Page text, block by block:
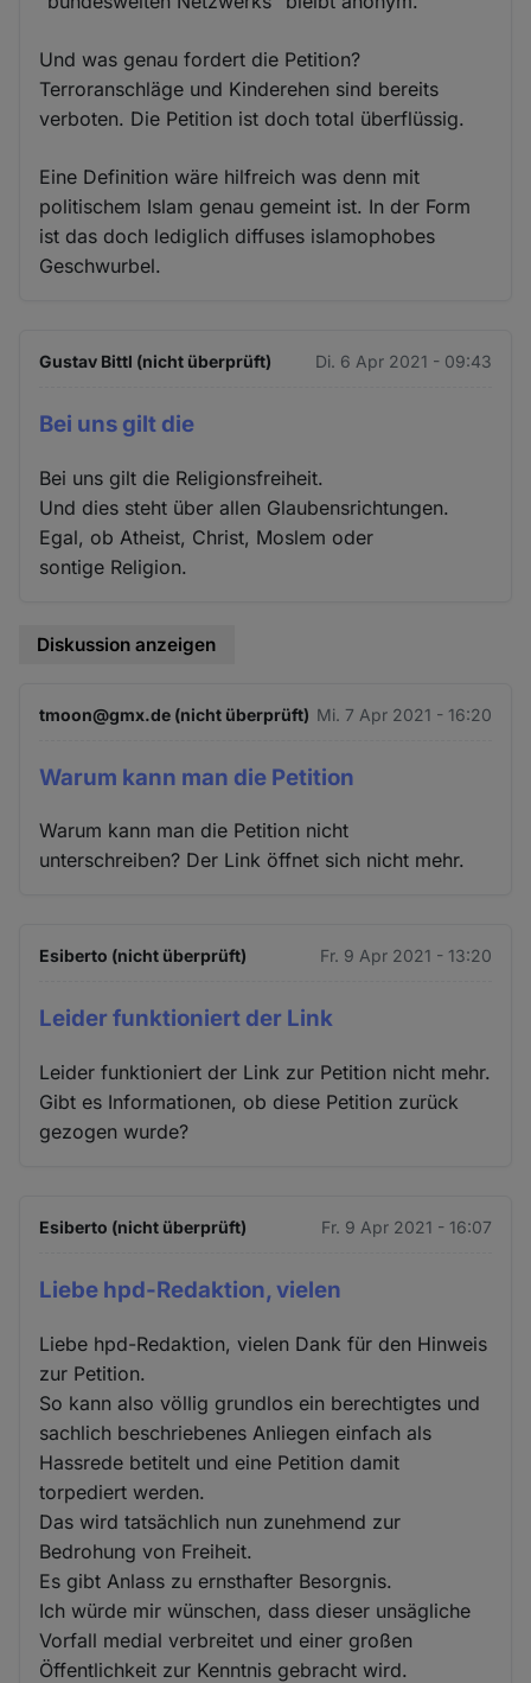
Und was genau fordert die Petition?
Terroranschläge und Kinderehen sind bereits
verboten. Die Petition ist doch total überflüssig.
Eine Definition wäre hilfreich was denn mit
politischem Islam genau gemeint ist. In der Form
ist das doch lediglich diffuses islamophobes
Geschwurbel.
Gustav Bittl (nicht überprüft) Di. 6 Apr 2021 - 09:43
Bei uns gilt die
Bei uns gilt die Religionsfreiheit.
Und dies steht über allen Glaubensrichtungen.
Egal, ob Atheist, Christ, Moslem oder
sontige Religion.
Diskussion anzeigen
tmoon@gmx.de (nicht überprüft) Mi. 7 Apr 2021 - 16:20
Warum kann man die Petition
Warum kann man die Petition nicht
unterschreiben? Der Link öffnet sich nicht mehr.
Esiberto (nicht überprüft) Fr. 9 Apr 2021 - 13:20
Leider funktioniert der Link
Leider funktioniert der Link zur Petition nicht mehr.
Gibt es Informationen, ob diese Petition zurück
gezogen wurde?
Esiberto (nicht überprüft) Fr. 9 Apr 2021 - 16:07
Liebe hpd-Redaktion, vielen
Liebe hpd-Redaktion, vielen Dank für den Hinweis
zur Petition.
So kann also völlig grundlos ein berechtigtes und
sachlich beschriebenes Anliegen einfach als
Hassrede betitelt und eine Petition damit
torpediert werden.
Das wird tatsächlich nun zunehmend zur
Bedrohung von Freiheit.
Es gibt Anlass zu ernsthafter Besorgnis.
Ich würde mir wünschen, dass dieser unsägliche
Vorfall medial verbreitet und einer großen
Öffentlichkeit zur Kenntnis gebracht wird.